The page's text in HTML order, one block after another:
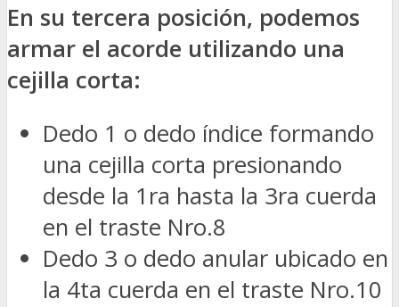
En su tercera posición, podemos
armar el acorde utilizando una
cejilla corta:
Dedo 1 o dedo índice formando
una cejilla corta presionando
desde la 1ra hasta la 3ra cuerda
en el traste Nro.8
Dedo 3 o dedo anular ubicado en
la 4ta cuerda en el traste Nro.10